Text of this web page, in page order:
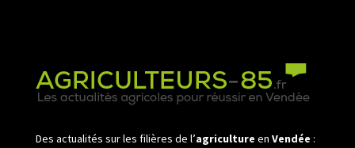
Des actualités sur les filières de l’agriculture en Vendée :